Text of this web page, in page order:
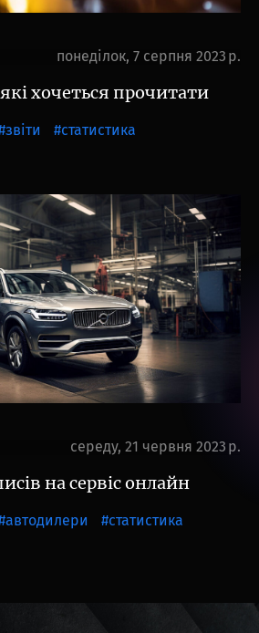
понеділок, 7 серпня 2023 р.
хочеться прочитати
звіти статистика
середу, 21 червня 2023 р.
на сервіс онлайн
автодилери статистика